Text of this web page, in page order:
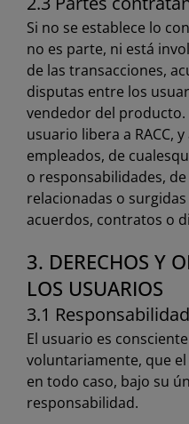
Si no se establece lo
no es parte, ni está
de las transacciones,
disputas entre los
vendedor del producto.
usuario libera a RACC,
empleados, de
o responsabilidades,
relacionadas o
acuerdos, contratos o
3. DERECHOS Y
LOS USUARIOS
3.1
El usuario es
voluntariamente, que
en todo caso, bajo su
responsabilidad.